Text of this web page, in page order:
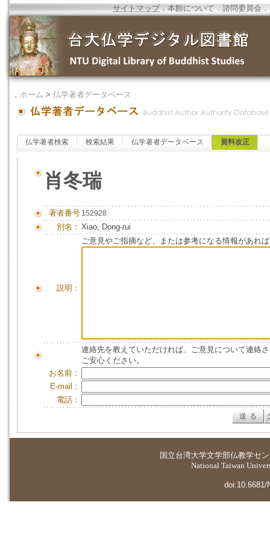
サイトマップ．本館について ．諮問委員会 ．
． ホーム > 仏学著者データベース
仏学著者検索 検索結果 仏学著者データベース 資料改正
肖冬瑞
著者番号 152928
別名： Xiao, Dong-rui
説明：
ご意見やご指摘など、または参考になる情報があれ
連絡先を教えていただければ、ご意見について連絡
ご安心ください。
お名前：
E-mail：
電話：
国立台湾大学文学部仏教学セ
National Taiwan
doi:10.6681/